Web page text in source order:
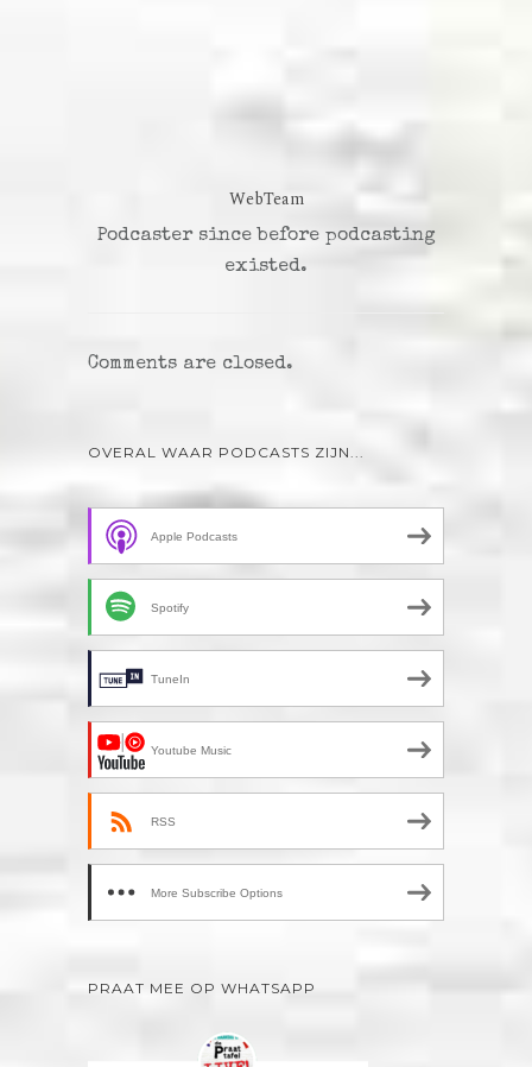
WebTeam
Podcaster since before podcasting
existed.
Comments are closed.
OVERAL WAAR PODCASTS ZIJN...
Apple Podcasts
Spotify
TuneIn
Youtube Music
RSS
More Subscribe Options
PRAAT MEE OP WHATSAPP